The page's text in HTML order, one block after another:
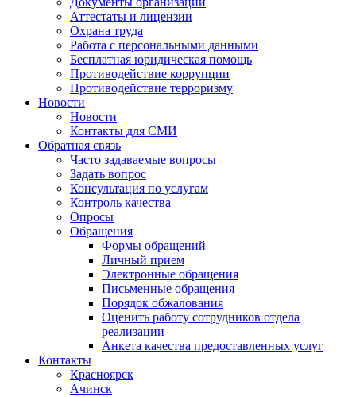
Аттестаты и лицензии
Охрана труда
Работа с персональными данными
Бесплатная юридическая помощь
Противодействие коррупции
Противодействие терроризму
Новости
Новости
Контакты для СМИ
Обратная связь
Часто задаваемые вопросы
Задать вопрос
Консультация по услугам
Контроль качества
Опросы
Обращения
Формы обращений
Личный прием
Электронные обращения
Письменные обращения
Порядок обжалования
Оценить работу сотрудников отдела
реализации
Анкета качества предоставленных услуг
Контакты
Красноярск
Ачинск